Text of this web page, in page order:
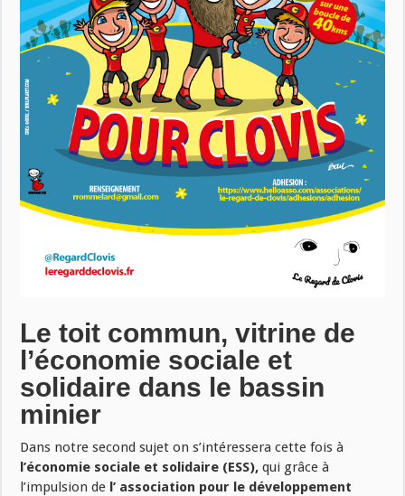
Le toit commun, vitrine de
l’économie sociale et
solidaire dans le bassin
minier
Dans notre second sujet on s’intéressera cette fois à
l’économie sociale et solidaire (ESS),qui grâce à
l’impulsion de l’ association pour le développement